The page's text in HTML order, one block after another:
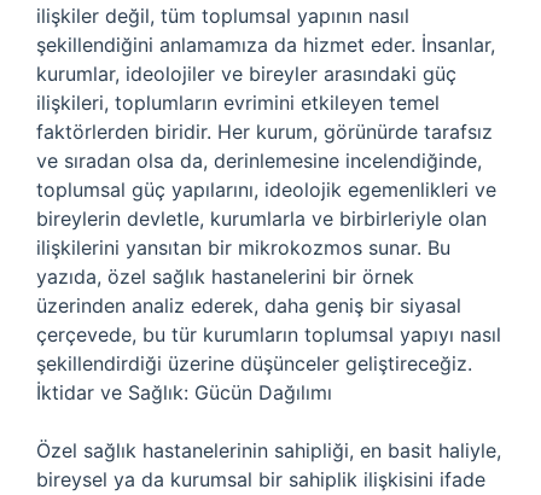
ilişkiler değil, tüm toplumsal yapının nasıl
şekillendiğini anlamamıza da hizmet eder. İnsanlar,
kurumlar, ideolojiler ve bireyler arasındaki güç
ilişkileri, toplumların evrimini etkileyen temel
faktörlerden biridir. Her kurum, görünürde tarafsız
ve sıradan olsa da, derinlemesine incelendiğinde,
toplumsal güç yapılarını, ideolojik egemenlikleri ve
bireylerin devletle, kurumlarla ve birbirleriyle olan
ilişkilerini yansıtan bir mikrokozmos sunar. Bu
yazıda, özel sağlık hastanelerini bir örnek
üzerinden analiz ederek, daha geniş bir siyasal
çerçevede, bu tür kurumların toplumsal yapıyı nasıl
şekillendirdiği üzerine düşünceler geliştireceğiz.
İktidar ve Sağlık: Gücün Dağılımı
Özel sağlık hastanelerinin sahipliği, en basit haliyle,
bireysel ya da kurumsal bir sahiplik ilişkisini ifade